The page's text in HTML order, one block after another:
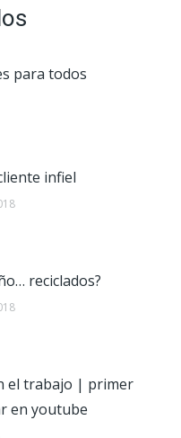
para todos
infiel
reciclados?
el trabajo | primer
en youtube